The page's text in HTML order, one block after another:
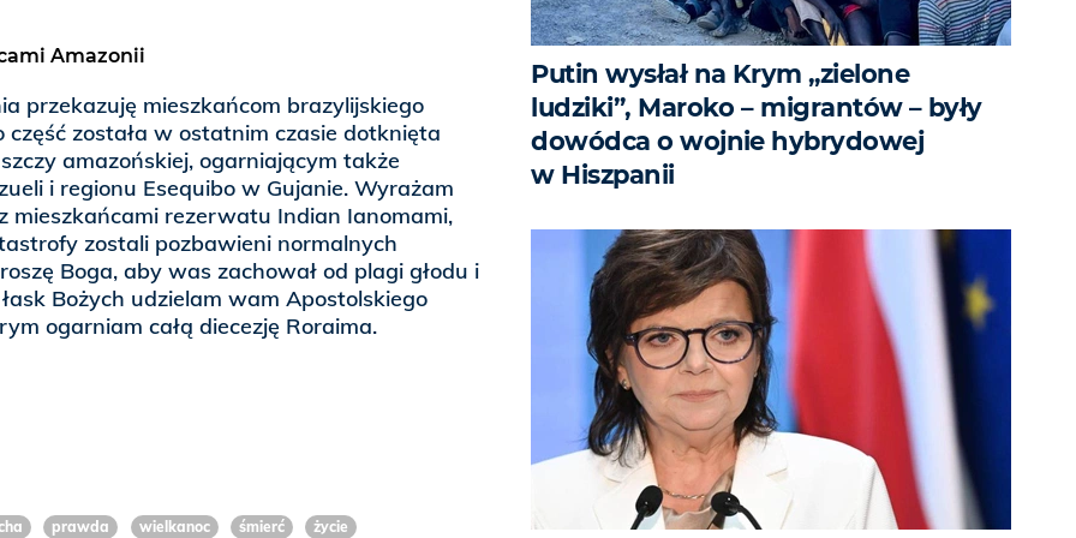
Amazonii
przekazuję mieszkańcom brazylijskiego
została w ostatnim czasie dotknięta
amazońskiej, ogarniającym także
i regionu Esequibo w Gujanie. Wyrażam
mieszkańcami rezerwatu Indian Ianomami,
zostali pozbawieni normalnych
Boga, aby was zachował od plagi głodu i
Bożych udzielam wam Apostolskiego
ogarniam całą diecezję Roraima.
prawda wielkanoc śmierć życie
Putin wysłał na Krym „zielone
ludziki”, Maroko – migrantów – były
dowódca o wojnie hybrydowej
w Hiszpanii